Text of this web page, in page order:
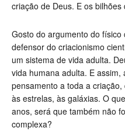
criação de Deus. E os bilhões
Gosto do argumento do
defensor do criacionismo
um sistema de vida adulta.
vida humana adulta. E assim,
pensamento a toda a
às estrelas, às galáxias. O
anos, será que também não
complexa?